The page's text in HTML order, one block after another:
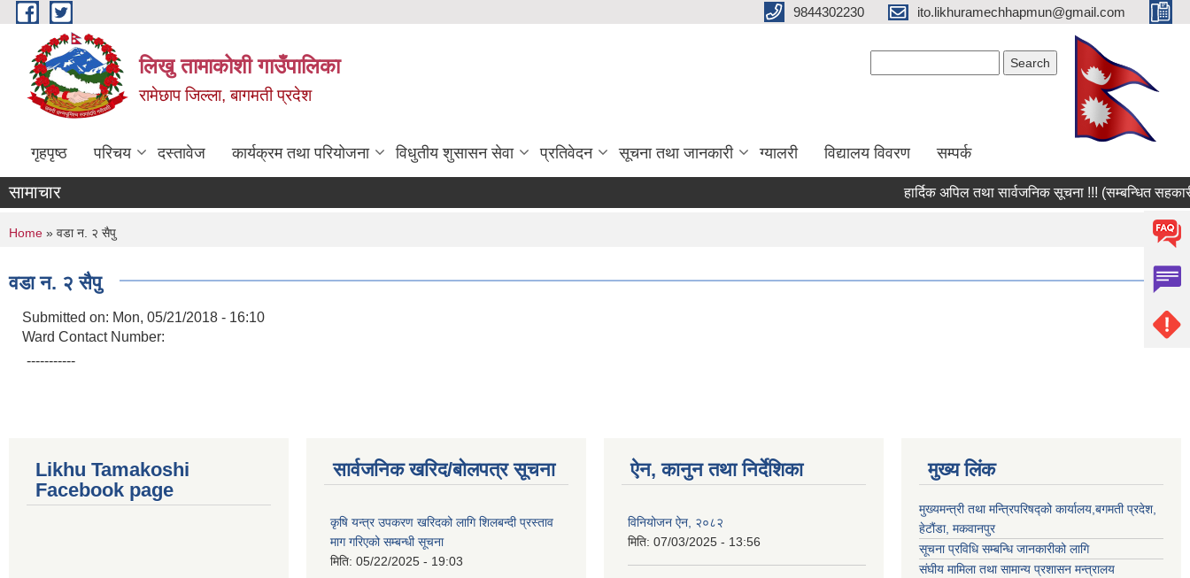
Skip to main content 9844302230 ito.likhuramechhapmun@gmail.com
लिखु तामाकोशी गाउँपालिका
रामेछाप जिल्ला, बागमती प्रदेश
गृहपृष्ठ परिचय दस्तावेज कार्यक्रम तथा परियोजना विधुतीय शुसासन सेवा प्रतिवेदन सूचना तथा जानकारी ग्यालरी विद्यालय विवरण सम्पर्क
सामाचार हार्दिक अपिल तथा सार्वजनिक सूचना !!! (सम्बन्धित
You are here
Home » वडा न. २ सैपु
वडा न. २ सैपु
Submitted on: Mon, 05/21/2018 - 16:10
Ward Contact Number:
-----------
Likhu Tamakoshi
Facebook page
सार्वजनिक खरिद/बोलपत्र सूचना
कृषि यन्त्र उपकरण खरिदको लागि शिलबन्दी प्रस्ताव
माग गरिएको सम्बन्धी सूचना
मिति: 05/22/2025 - 19:03
ऐन, कानुन तथा निर्देशिका
विनियोजन ऐन, २०८२
मिति: 07/03/2025 - 13:56
मुख्य लिंक
मुख्यमन्त्री तथा मन्त्रिपरिषद्को कार्यालय,बगमती प्रदेश,
हेटौंडा, मकवानपुर
सूचना प्रविधि सम्बन्धि जानकारीको लागि
संघीय मामिला तथा सामान्य प्रशासन मन्त्रालय